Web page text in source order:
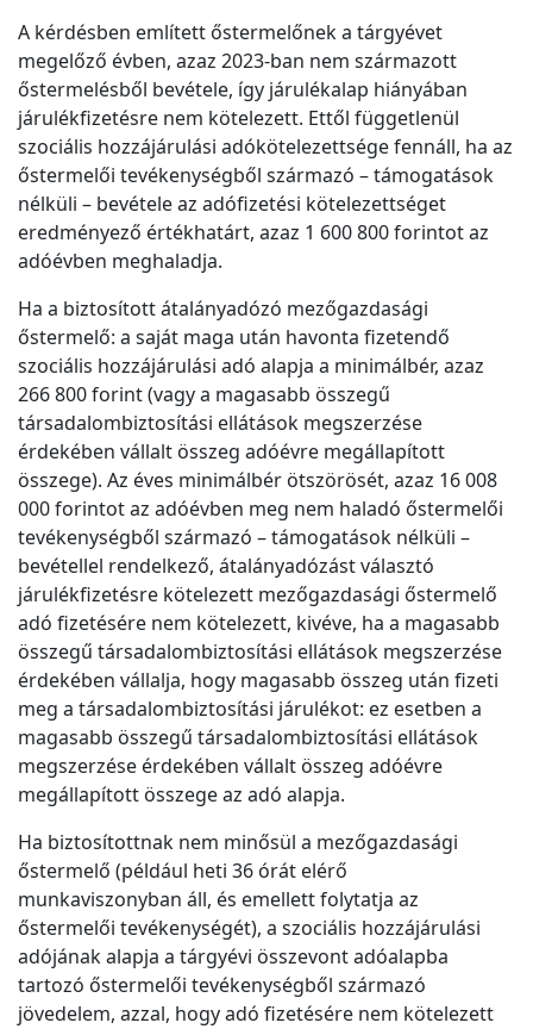
A kérdésben említett őstermelőnek a tárgyévet
megelőző évben, azaz 2023-ban nem származott
őstermelésből bevétele, így járulékalap hiányában
járulékfizetésre nem kötelezett. Ettől függetlenül
szociális hozzájárulási adókötelezettsége fennáll, ha az
őstermelői tevékenységből származó – támogatások
nélküli – bevétele az adófizetési kötelezettséget
eredményező értékhatárt, azaz 1 600 800 forintot az
adóévben meghaladja.
Ha a biztosított átalányadózó mezőgazdasági
őstermelő: a saját maga után havonta fizetendő
szociális hozzájárulási adó alapja a minimálbér, azaz
266 800 forint (vagy a magasabb összegű
társadalombiztosítási ellátások megszerzése
érdekében vállalt összeg adóévre megállapított
összege). Az éves minimálbér ötszörösét, azaz 16 008
000 forintot az adóévben meg nem haladó őstermelői
tevékenységből származó – támogatások nélküli –
bevétellel rendelkező, átalányadózást választó
járulékfizetésre kötelezett mezőgazdasági őstermelő
adó fizetésére nem kötelezett, kivéve, ha a magasabb
összegű társadalombiztosítási ellátások megszerzése
érdekében vállalja, hogy magasabb összeg után fizeti
meg a társadalombiztosítási járulékot: ez esetben a
magasabb összegű társadalombiztosítási ellátások
megszerzése érdekében vállalt összeg adóévre
megállapított összege az adó alapja.
Ha biztosítottnak nem minősül a mezőgazdasági
őstermelő (például heti 36 órát elérő
munkaviszonyban áll, és emellett folytatja az
őstermelői tevékenységét), a szociális hozzájárulási
adójának alapja a tárgyévi összevont adóalapba
tartozó őstermelői tevékenységből származó
jövedelem, azzal, hogy adó fizetésére nem kötelezett